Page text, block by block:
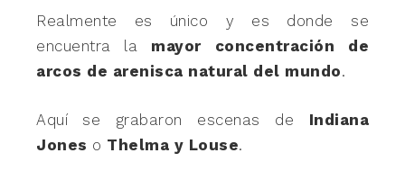
Realmente es único y es donde se
encuentra la mayor concentración de
arcos de arenisca natural del mundo.
Aquí se grabaron escenas de Indiana
Jones o Thelma y Louse.